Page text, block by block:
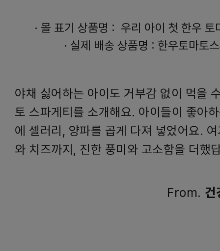
· 몰 표기 상품명 : 우리 아이 첫 한우 토
· 실제 배송 상품명 : 한우토마토
야채 싫어하는 아이도 거부감 없이 먹을
토 스파게티를 소개해요. 아이들이 좋아
에 셀러리, 양파를 곱게 다져 넣었어요.
와 치즈까지, 진한 풍미와 고소함을 더했
From. 건